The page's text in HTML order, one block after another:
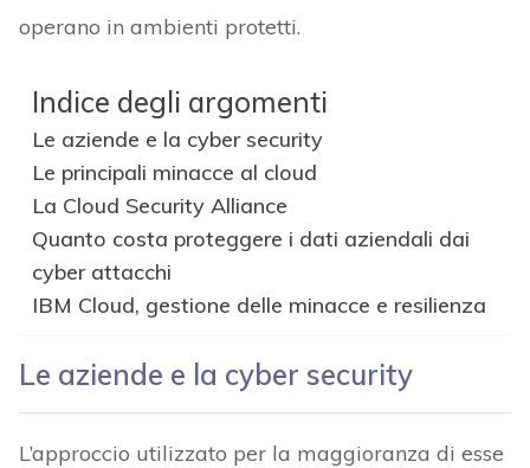
operano in ambienti protetti.
Indice degli argomenti
Le aziende e la cyber security
Le principali minacce al cloud
La Cloud Security Alliance
Quanto costa proteggere i dati aziendali dai
cyber attacchi
IBM Cloud, gestione delle minacce e resilienza
Le aziende e la cyber security
L’approccio utilizzato per la maggioranza di esse